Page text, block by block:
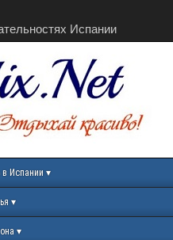
Испании
в Испании